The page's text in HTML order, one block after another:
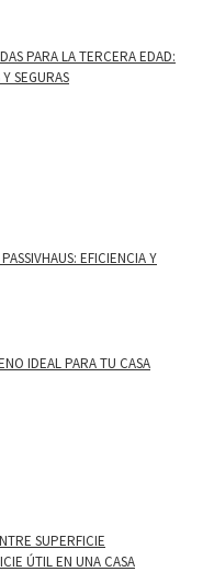
PARA LA TERCERA EDAD:
SEGURAS
EFICIENCIA Y
IDEAL PARA TU CASA
SUPERFICIE
ÚTIL EN UNA CASA